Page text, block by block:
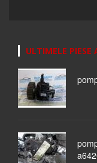
ULTIMELE PIESE